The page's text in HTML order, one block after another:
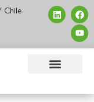
Chile